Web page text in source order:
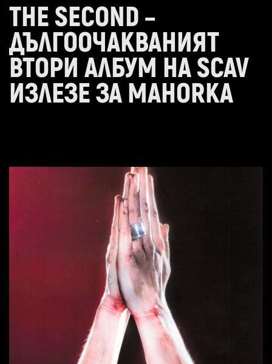
THE SECOND –
ДЪЛГООЧАКВАНИЯТ
ВТОРИ АЛБУМ НА SCAV
ИЗЛЕЗЕ ЗА MAHORKA